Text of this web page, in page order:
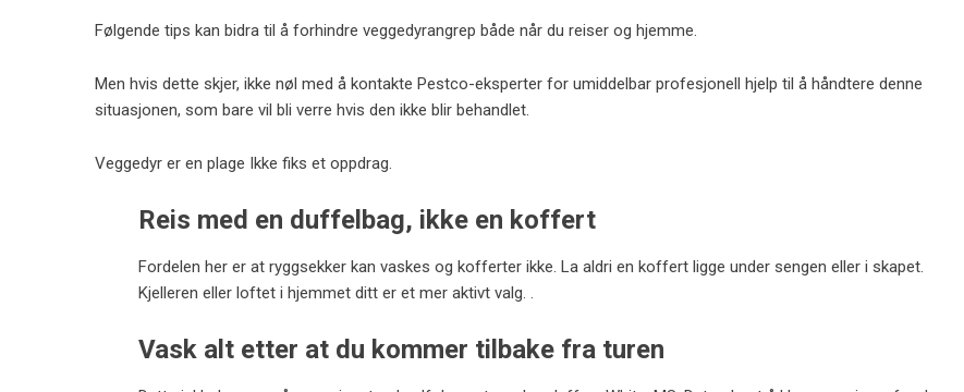
Følgende tips kan bidra til å forhindre veggedyrangrep både når du reiser og hjemme.
Men hvis dette skjer, ikke nøl med å kontakte Pestco-eksperter for umiddelbar profesjonell hjelp til å håndtere denne
situasjonen, som bare vil bli verre hvis den ikke blir behandlet.
Veggedyr er en plage Ikke fiks et oppdrag.
Reis med en duffelbag, ikke en koffert
Fordelen her er at ryggsekker kan vaskes og kofferter ikke. La aldri en koffert ligge under sengen eller i skapet.
Kjelleren eller loftet i hjemmet ditt er et mer aktivt valg. .
Vask alt etter at du kommer tilbake fra turen